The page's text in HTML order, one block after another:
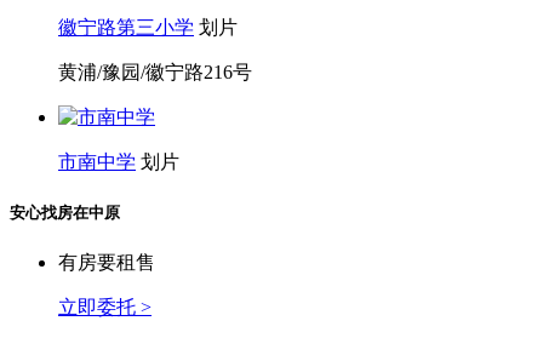
徽宁路第三小学 划片
黄浦/豫园/徽宁路216号
市南中学 划片
安心找房在中原
有房要租售
立即委托 >